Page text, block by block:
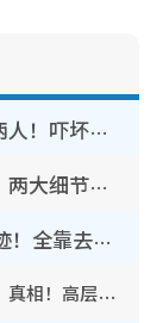
简淑儿染金发剪短头发气质判若两人！吓坏老公麦大力都认不出：“你做什么？”
汤洛雯传终于有好消息造人成功！两大细节曝孕味极浓引猜测：大肚婆先会咁！
五索亲揭10年前负债人生逆袭奇迹！全靠去一地方转运后即遇上马先生
林芊妤亲解12年前“残厕Gathering”真相！高层解约一句话重创尊严，至今拒返TVB